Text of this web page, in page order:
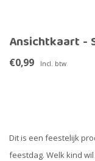
Ansichtkaart -
€0,99 Incl. btw
Dit is een feestelijk
feestdag. Welk kind